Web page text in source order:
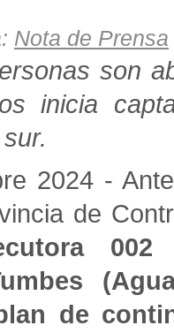
Nota de Prensa
son
inicia
2024 - Ante
de
002
de